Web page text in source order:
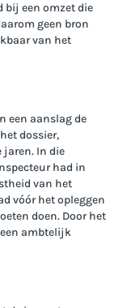
een omzet die
geen bron
van het
een aanslag de
dossier,
jaren. In die
had in
van het
vóór het opleggen
doen. Door het
ambtelijk